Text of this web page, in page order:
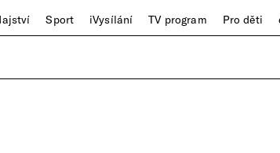
Sport iVysílání TV program Pro děti